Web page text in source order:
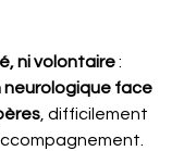
ni volontaire :
face
, difficilement